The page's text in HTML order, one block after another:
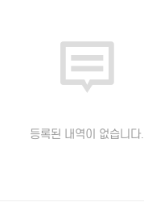
등록된 내역이 없습니다.